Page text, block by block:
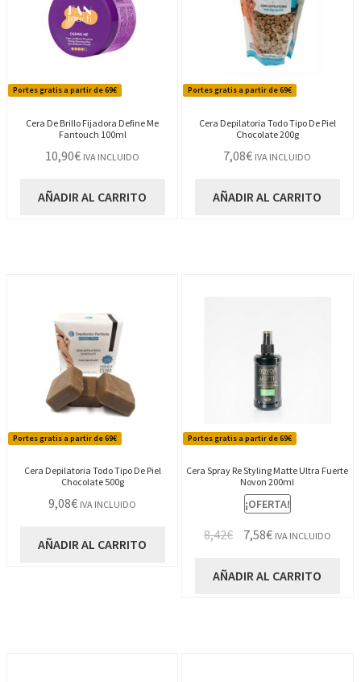
Portes gratis a partir de 69€
Cera De Brillo Fijadora Define Me
Fantouch 100ml
10,90€ IVA INCLUIDO
AÑADIR AL CARRITO
Portes gratis a partir de 69€
Cera Depilatoria Todo Tipo De Piel
Chocolate 200g
7,08€ IVA INCLUIDO
AÑADIR AL CARRITO
Portes gratis a partir de 69€
Cera Depilatoria Todo Tipo De Piel
Chocolate 500g
9,08€ IVA INCLUIDO
AÑADIR AL CARRITO
Portes gratis a partir de 69€
Cera Spray Re Styling Matte Ultra Fuerte
Novon 200ml
¡OFERTA!
8,42€
El
original
7,58€El
actual
IVA INCLUIDO
AÑADIR AL CARRITO